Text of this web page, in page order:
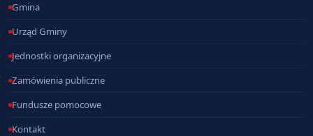
Gmina
Urząd Gminy
Jednostki organizacyjne
Zamówienia publiczne
Fundusze pomocowe
Kontakt